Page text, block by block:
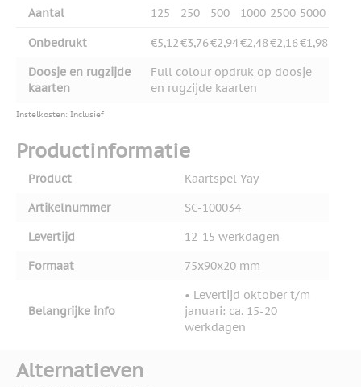
Aantal 125 250 500 1000 2500 5000
Onbedrukt €5,12€3,76€2,94€2,48€2,16€1,98
Doosje en rugzijde
kaarten
Full colour opdruk op doosje
en rugzijde kaarten
Instelkosten: Inclusief
Productinformatie
Product
Kaartspel Yay
Artikelnummer
SC-100034
Levertijd
12-15 werkdagen
Formaat
75x90x20 mm
Belangrijke info
• Levertijd oktober t/m
januari: ca. 15-20
werkdagen
Alternatieven